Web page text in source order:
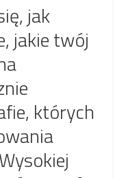
jak
jakie twój
których